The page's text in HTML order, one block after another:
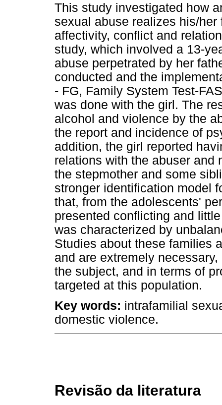
This study investigated how
sexual abuse realizes his/
affectivity, conflict and
study, which involved a 13-
abuse perpetrated by her
conducted and the
- FG, Family System Test-
was done with the girl. The
alcohol and violence by the
the report and incidence of
addition, the girl reported
relations with the abuser and
the stepmother and some
stronger identification model
that, from the adolescents'
presented conflicting and
was characterized by
Studies about these families
and are extremely
the subject, and in terms of
targeted at this population.
Key words: intrafamilial
domestic violence.
Revisão da literatura